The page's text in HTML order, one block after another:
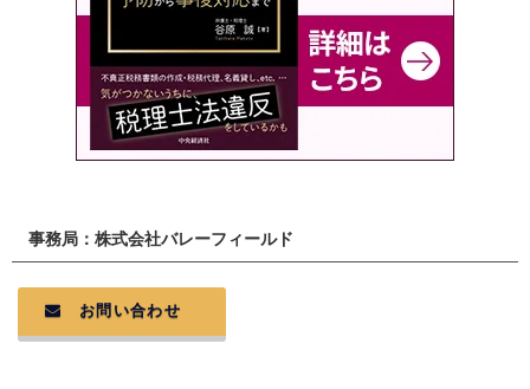
事務局：株式会社バレーフィールド
お問い合わせ